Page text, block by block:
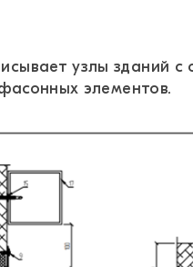
узлы зданий
элементов.